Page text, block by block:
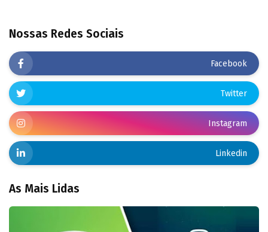
Nossas Redes Sociais
Facebook
Twitter
Instagram
Linkedin
As Mais Lidas